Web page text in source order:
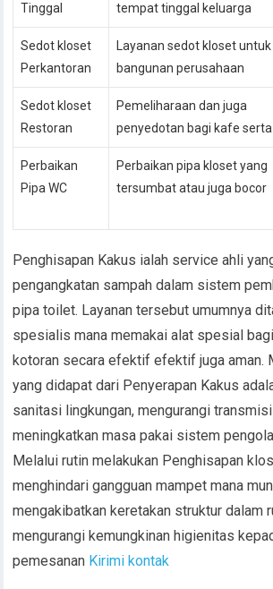
Tinggal
tempat tinggal keluarga
Sedot kloset
Perkantoran
Layanan sedot kloset untuk
bangunan perusahaan
Sedot kloset
Restoran
Pemeliharaan dan juga
penyedotan bagi kafe
Perbaikan
Pipa WC
Perbaikan pipa kloset yang
tersumbat atau juga bocor
Penghisapan Kakus ialah service ahli
pengangkatan sampah dalam sistem
pipa toilet. Layanan tersebut umumnya
spesialis mana memakai alat spesial
kotoran secara efektif efektif juga aman.
yang didapat dari Penyerapan Kakus
sanitasi lingkungan, mengurangi
meningkatkan masa pakai sistem
Melalui rutin melakukan Penghisapan
menghindari gangguan mampet mana
mengakibatkan keretakan struktur dalam
mengurangi kemungkinan higienitas
pemesanan Kirimi kontak